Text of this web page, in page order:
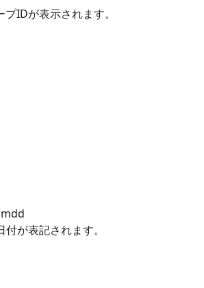
IDが表示されます。
が表記されます。